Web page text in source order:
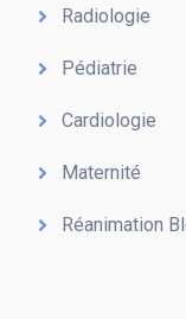
Radiologie
Pédiatrie
Cardiologie
Maternité
Réanimation